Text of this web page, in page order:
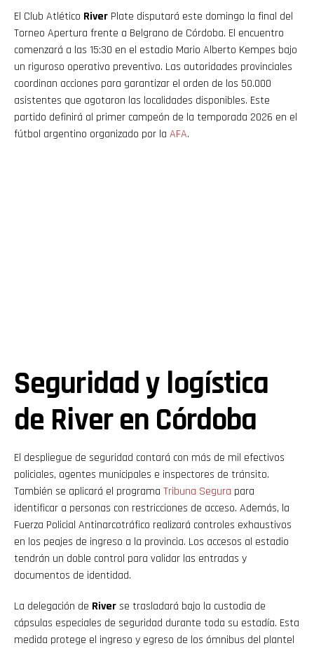
El Club Atlético River Plate disputará este domingo la final del
Torneo Apertura frente a Belgrano de Córdoba. El encuentro
comenzará a las 15:30 en el estadio Mario Alberto Kempes bajo
un riguroso operativo preventivo. Las autoridades provinciales
coordinan acciones para garantizar el orden de los 50.000
asistentes que agotaron las localidades disponibles. Este
partido definirá al primer campeón de la temporada 2026 en el
fútbol argentino organizado por la AFA.
Seguridad y logística
de River en Córdoba
El despliegue de seguridad contará con más de mil efectivos
policiales, agentes municipales e inspectores de tránsito.
También se aplicará el programa Tribuna Segura para
identificar a personas con restricciones de acceso. Además, la
Fuerza Policial Antinarcotráfico realizará controles exhaustivos
en los peajes de ingreso a la provincia. Los accesos al estadio
tendrán un doble control para validar las entradas y
documentos de identidad.
La delegación de Riverse trasladará bajo la custodia de
cápsulas especiales de seguridad durante toda su estadía. Esta
medida protege el ingreso y egreso de los ómnibus del plantel